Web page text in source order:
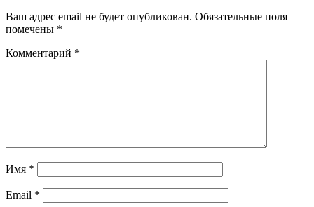
Ваш адрес email не будет опубликован. Обязательные поля
помечены *
Комментарий *
Имя *
Email *